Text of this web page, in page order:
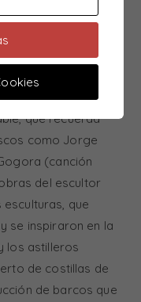
y 10% de
oficinas y un 40%
se diseña un
que recuerda
como Jorge
(canción
del escultor
esculturas, que
se inspiraron en la
los astilleros
de costillas de
de barcos que